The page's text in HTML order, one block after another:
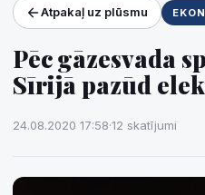
Projekti un pakalpojumi
Laikapstākļi
Atpakaļ uz plūsmu
Pēc gāzesvada
Sīrijā pazūd
24.08.2020 17:58·12 skatījumi